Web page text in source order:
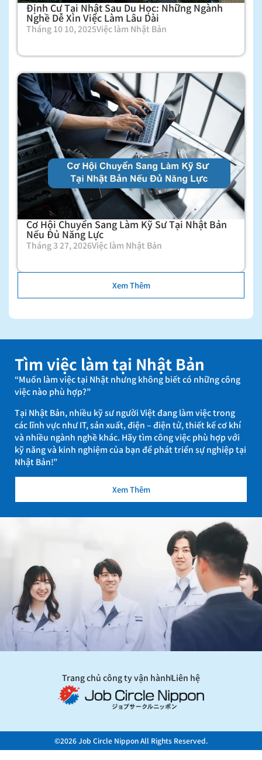
Định Cư Tại Nhật Sau Du Học: Những Ngành
Nghề Dễ Xin Việc Làm Lâu Dài
Tháng 10 10, 2025Việc làm Nhật Bản
Cơ Hội Chuyển Sang Làm Kỹ Sư Tại Nhật Bản
Nếu Đủ Năng Lực
Tháng 3 27, 2026Việc làm Nhật Bản
Xem Thêm
Tìm việc làm tại Nhật Bản
“Muốn làm việc tại Nhật nhưng không biết có những công
việc nào phù hợp?”
Tại Nhật Bản, nhiều kỹ sư người Việt đang làm việc trong
các lĩnh vực như IT, sản xuất, điện – điện tử, thiết kế cơ khí
và nhiều ngành nghề khác. Hãy tìm công việc phù hợp với
kỹ năng và kinh nghiệm của bạn để phát triển sự nghiệp tại
Nhật Bản!”
Xem Thêm
Trang chủ công ty vận hànhLiên hệ
©2026 Job Circle Nippon All Rights Reserved.